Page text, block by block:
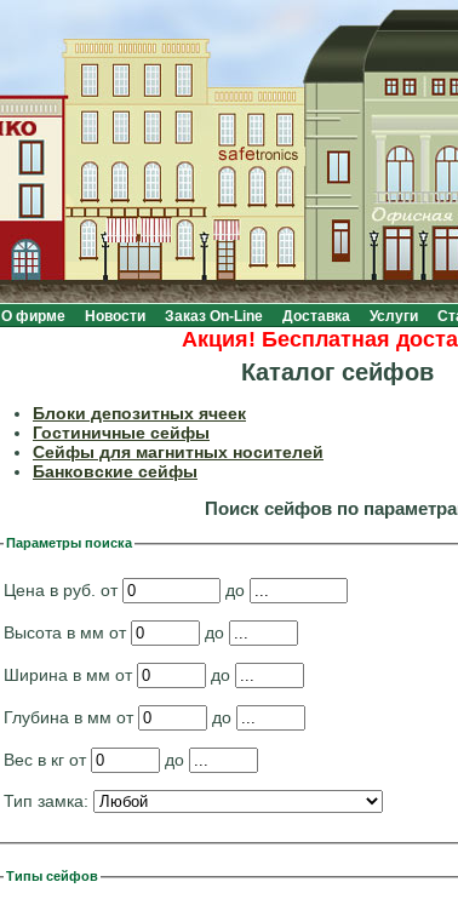
О фирме Новости Заказ On-Line Доставка Услуги
Акция! Бесплатная
Каталог сейфов
Блоки депозитных ячеек
Гостиничные сейфы
Сейфы для магнитных носителей
Банковские сейфы
Поиск сейфов по
Параметры поиска
Цена в руб. от до
Высота в мм от до
Ширина в мм от до
Глубина в мм от до
Вес в кг от до
Тип замка:
Типы сейфов